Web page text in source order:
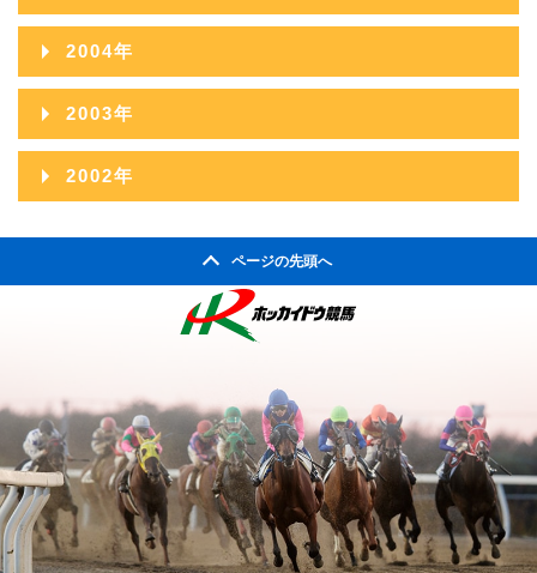
2006年11月
2006年10月
2006年09月
2006年08月
2006年03月
2006年02月
2006年01月
2005年12月
2005年11月
2005年10月
2005年09月
2005年08月
2005年07月
2005年04月
2005年03月
2005年02月
2004年
2004年12月
2004年11月
2004年10月
2004年06月
2004年05月
2004年04月
2004年03月
2003年
2003年12月
2003年07月
2003年06月
2003年05月
2003年04月
2002年
ページの先頭へ